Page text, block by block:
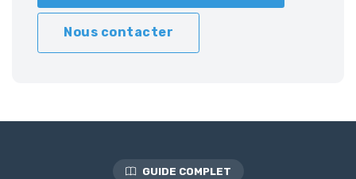
Nous contacter
GUIDE COMPLET